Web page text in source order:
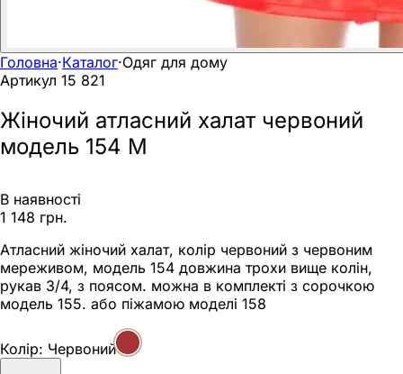
Головна·Каталог·Одяг для дому
Артикул 15 821
Жіночий атласний халат червоний
модель 154 M
В наявності
1 148 грн.
Атласний жіночий халат, колір червоний з червоним
мереживом, модель 154 довжина трохи вище колін,
рукав 3/4, з поясом. можна в комплекті з сорочкою
модель 155. або піжамою моделі 158
Колір: Червоний